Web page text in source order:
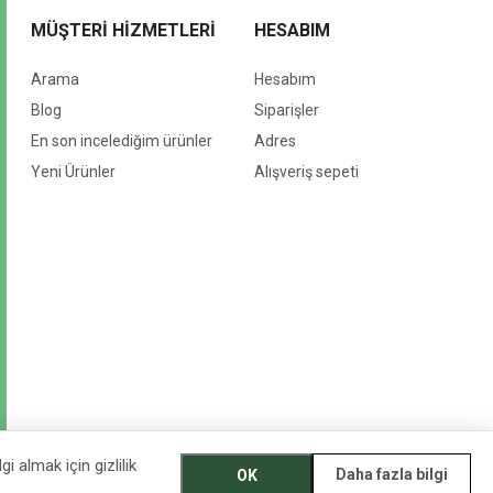
MÜŞTERI HIZMETLERI
Arama
Blog
En son incelediğim ürünler
Yeni Ürünler
HESABIM
Hesabım
Siparişler
Adres
Alışveriş sepeti
EGET Vakfı İktisadi İşletmesi © 2026 Tüm Hakları Saklıdır.
almak için gizlilik OK Daha fazla bilgi